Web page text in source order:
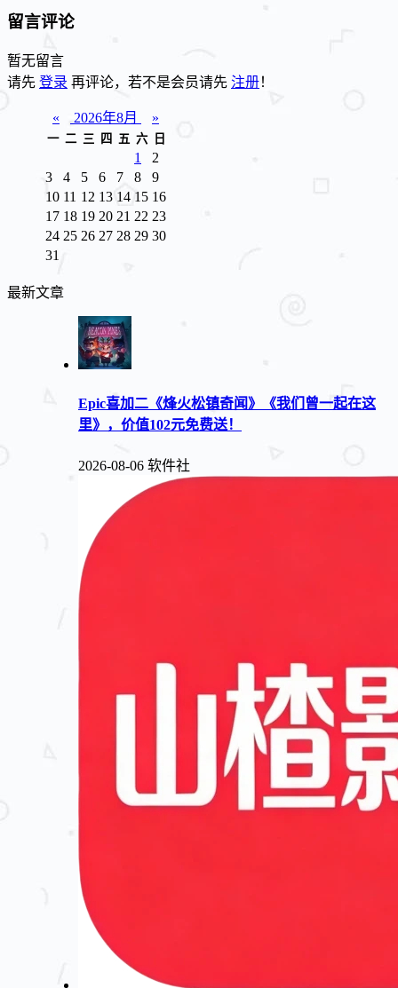
留言评论
暂无留言
请先 登录 再评论，若不是会员请先 注册！
« 2026年8月 »
一 二 三 四 五 六 日
1
2
3
4 5 6 7 8
9
10 11 12 13 14 15 16
17 18 19 20 21 22 23
24 25 26 27 28 29 30
31
最新文章
Epic喜加二《烽火松镇奇闻》《我们曾一起在这
里》，价值102元免费送！
2026-08-06 软件社